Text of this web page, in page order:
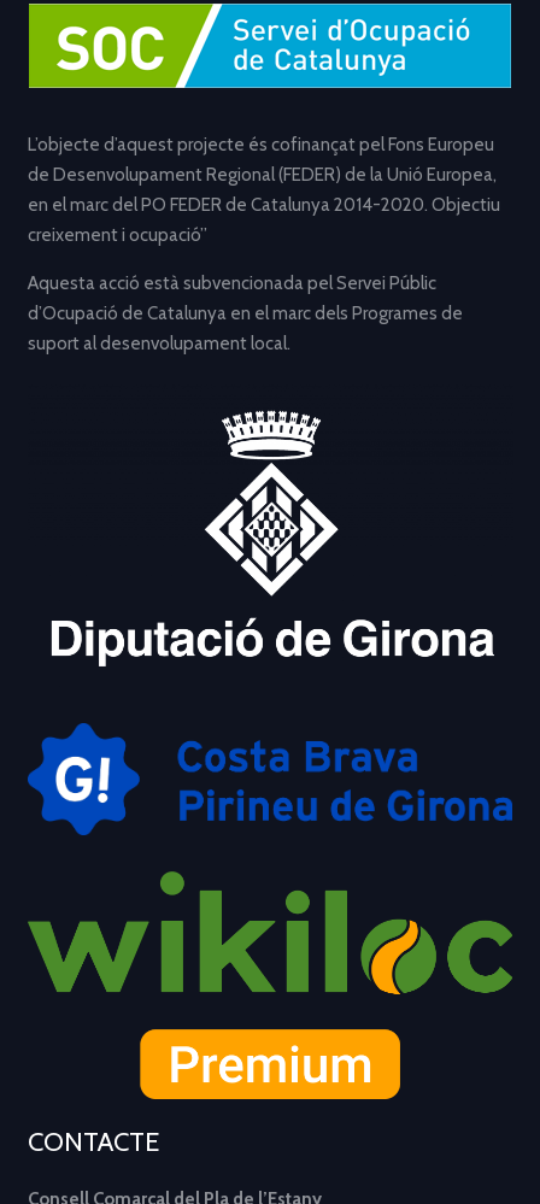
L’objecte d’aquest projecte és cofinançat pel Fons Europeu
de Desenvolupament Regional (FEDER) de la Unió Europea,
en el marc del PO FEDER de Catalunya 2014-2020. Objectiu
creixement i ocupació”
Aquesta acció està subvencionada pel Servei Públic
d’Ocupació de Catalunya en el marc dels Programes de
suport al desenvolupament local.
CONTACTE
Consell Comarcal del Pla de l’Estany